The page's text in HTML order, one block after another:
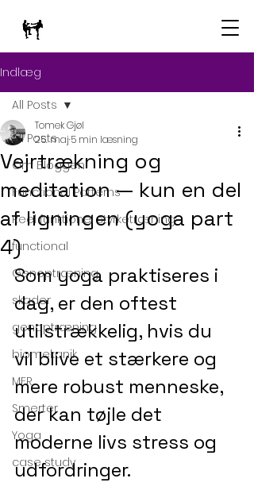
Indlæg
All Posts
Om Bloggen
Functional Patterns
Reel funktionel styrketræning
functional
Genoptræning
skader
genoptræning
biomekanik
MFR
Smerter
Yoga
case study
All Posts
Vejrtrækning og
meditation — kun en del
af ligningen (yoga part
4)
Tomek Gjøl
25. maj 5 min læsning
Som yoga praktiseres i
dag, er den oftest
utilstrækkelig, hvis du
vil blive et stærkere og
mere robust menneske,
der kan tøjle det
moderne livs stress og
udfordringer.